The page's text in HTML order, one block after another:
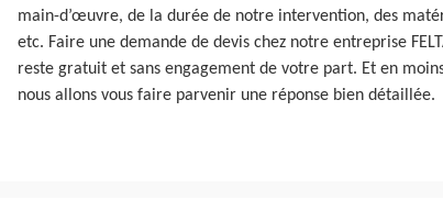
main-d’œuvre, de la durée de notre intervention, des
etc. Faire une demande de devis chez notre entreprise
reste gratuit et sans engagement de votre part. Et en
nous allons vous faire parvenir une réponse bien détaillée.